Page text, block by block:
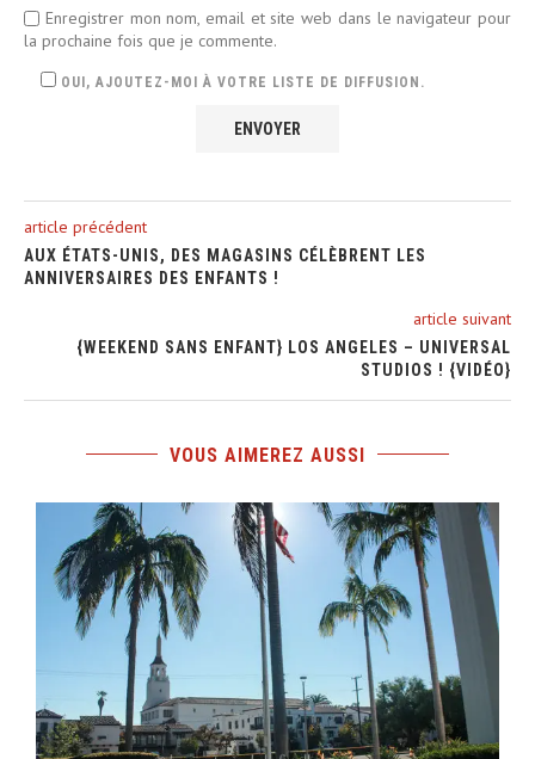
Enregistrer mon nom, email et site web dans le navigateur pour
la prochaine fois que je commente.
OUI, AJOUTEZ-MOI À VOTRE LISTE DE DIFFUSION.
article précédent
AUX ÉTATS-UNIS, DES MAGASINS CÉLÈBRENT LES
ANNIVERSAIRES DES ENFANTS !
article suivant
{WEEKEND SANS ENFANT} LOS ANGELES – UNIVERSAL
STUDIOS ! {VIDÉO}
VOUS AIMEREZ AUSSI